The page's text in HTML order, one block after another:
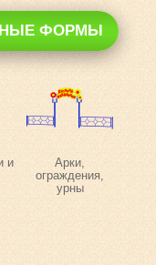
ФОРМЫ
и
Арки,
ограждения,
урны